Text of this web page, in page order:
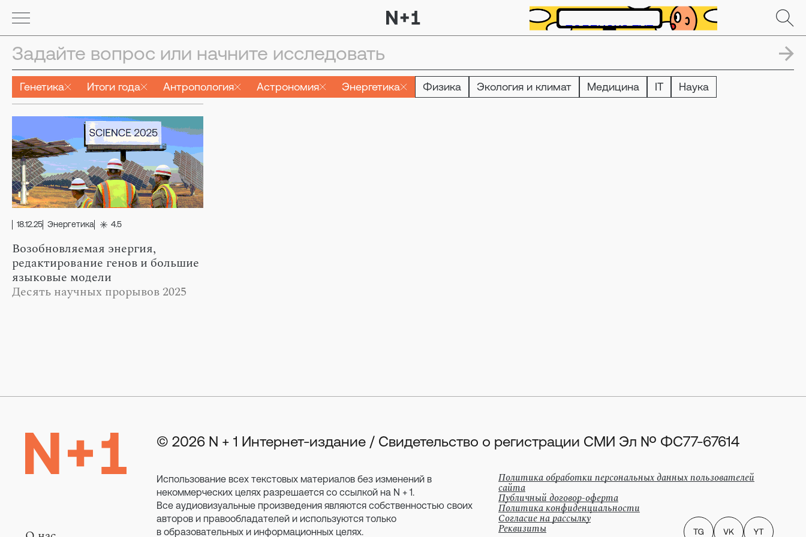
Генетика Итоги года Антропология Астрономия Энергетика Физика Экология и климат Медицина IT Наука
18.12.25 Энергетика 4.5
Возобновляемая энергия,
редактирование генов и большие
языковые модели
Десять научных прорывов 2025
© 2026 N + 1 Интернет-издание / Свидетельство о регистрации СМИ Эл № ФС77-67614
Использование всех текстовых материалов без изменений в
некоммерческих целях разрешается со ссылкой на N + 1.
Все аудиовизуальные произведения являются собственностью своих
авторов и правообладателей и используются только
в образовательных и информационных целях.
Политика обработки персональных данных пользователей
сайта
Публичный договор-оферта
Политика конфиденциальности
Согласие на рассылку
Реквизиты